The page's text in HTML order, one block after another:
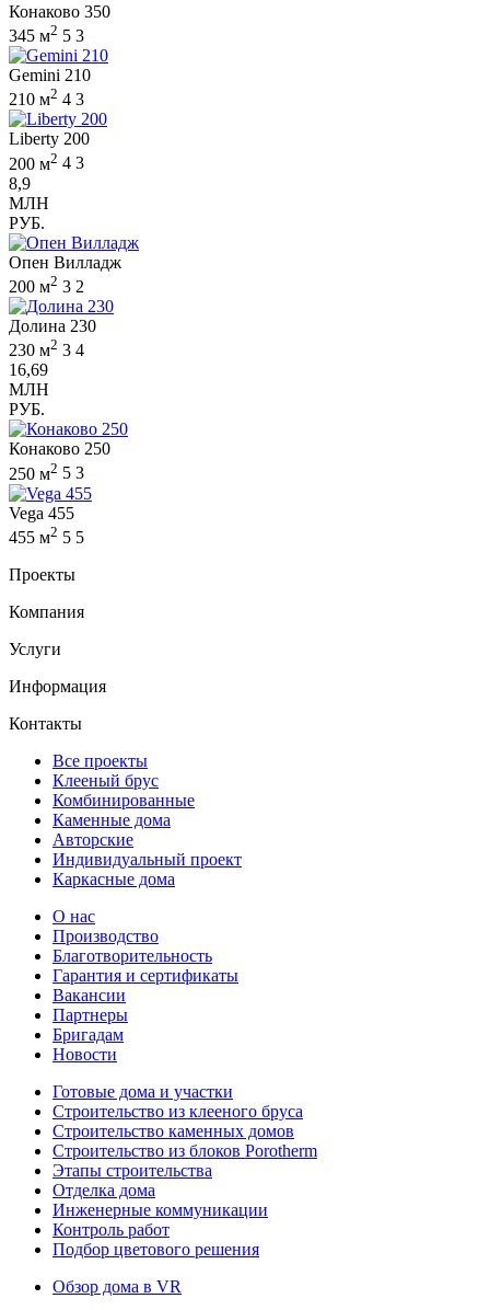
Конаково 350
345 м2 5 3
Gemini 210
210 м2 4 3
Liberty 200
200 м2 4 3
8,9
МЛН
РУБ.
Опен Вилладж
200 м2 3 2
Долина 230
230 м2 3 4
16,69
МЛН
РУБ.
Конаково 250
250 м2 5 3
Vega 455
455 м2 5 5
Проекты
Компания
Услуги
Информация
Контакты
Все проекты
Клееный брус
Комбинированные
Каменные дома
Авторские
Индивидуальный проект
Каркасные дома
О нас
Производство
Благотворительность
Гарантия и сертификаты
Вакансии
Партнеры
Бригадам
Новости
Готовые дома и участки
Строительство из клееного бруса
Строительство каменных домов
Строительство из блоков Porotherm
Этапы строительства
Отделка дома
Инженерные коммуникации
Контроль работ
Подбор цветового решения
Обзор дома в VR